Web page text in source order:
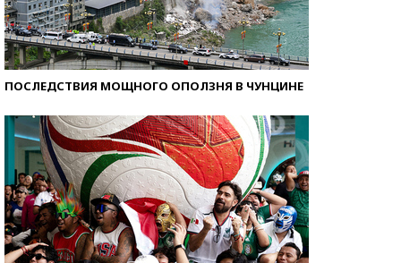
ПОСЛЕДСТВИЯ МОЩНОГО ОПОЛЗНЯ В ЧУНЦИНЕ